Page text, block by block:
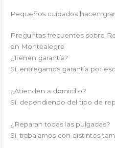
Pequeños cuidados hacen
Preguntas frecuentes sobre
en Montealegre
¿Tienen garantía?
Sí, entregamos garantía por
¿Atienden a domicilio?
Sí, dependiendo del tipo de
¿Reparan todas las pulgadas?
Sí, trabajamos con distintos